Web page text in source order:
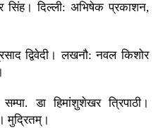
सिंह। दिल्ली: अभिषेक प्रकाशन,
द्विवेदी। लखनौ: नवल किशोर
सम्पा. डा हिमांशुशेखर त्रिपाठी।
मुद्रितम्।